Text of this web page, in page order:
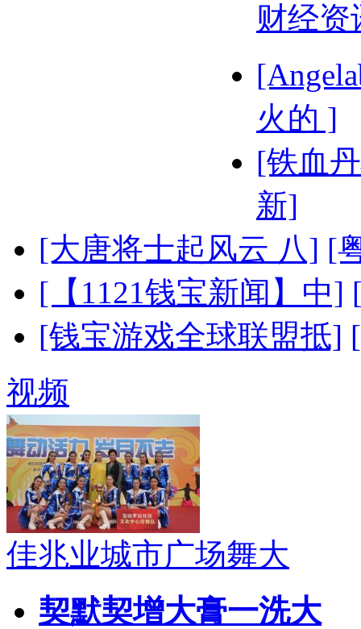
财经资
火的 ]
[铁血
新]
[大唐将士起风云 八] [
[【1121钱宝新闻】中]
[钱宝游戏全球联盟抵]
视频
佳兆业城市广场舞大
契默契增大膏一洗大